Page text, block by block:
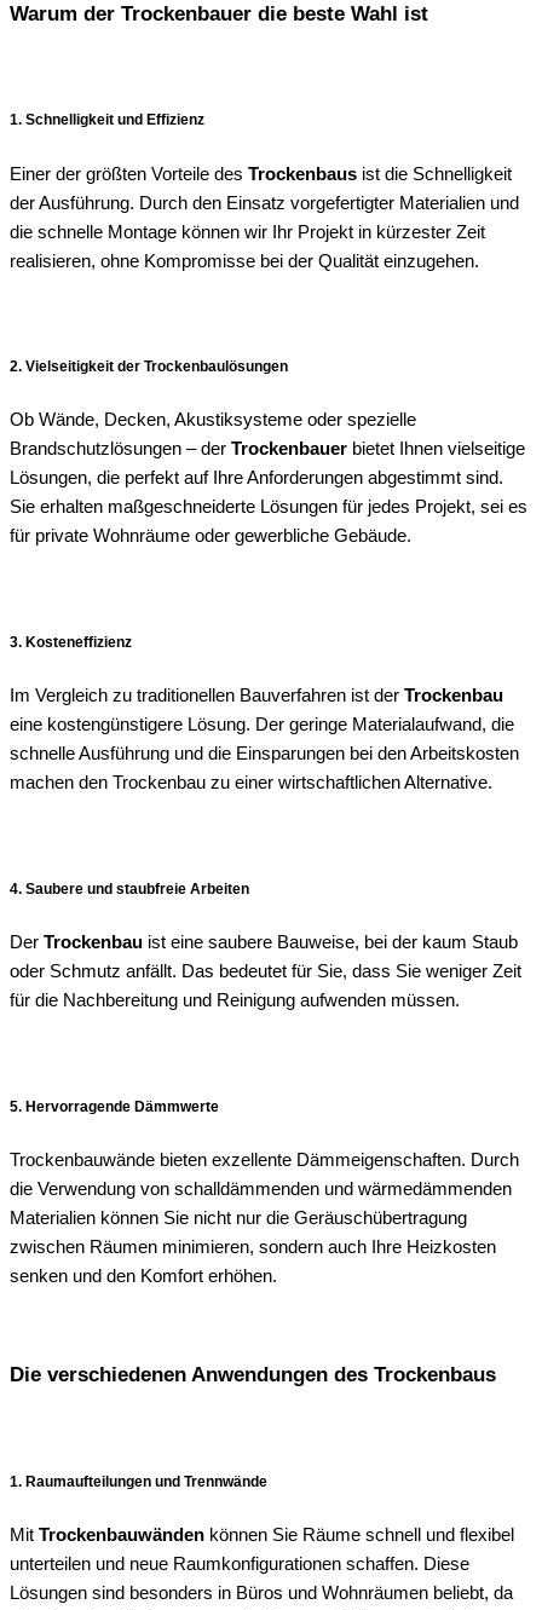
Warum der Trockenbauer die beste Wahl ist
1. Schnelligkeit und Effizienz
Einer der größten Vorteile des Trockenbaus ist die Schnelligkeit
der Ausführung. Durch den Einsatz vorgefertigter Materialien und
die schnelle Montage können wir Ihr Projekt in kürzester Zeit
realisieren, ohne Kompromisse bei der Qualität einzugehen.
2. Vielseitigkeit der Trockenbaulösungen
Ob Wände, Decken, Akustiksysteme oder spezielle
Brandschutzlösungen – der Trockenbauer bietet Ihnen vielseitige
Lösungen, die perfekt auf Ihre Anforderungen abgestimmt sind.
Sie erhalten maßgeschneiderte Lösungen für jedes Projekt, sei es
für private Wohnräume oder gewerbliche Gebäude.
3. Kosteneffizienz
Im Vergleich zu traditionellen Bauverfahren ist der Trockenbau
eine kostengünstigere Lösung. Der geringe Materialaufwand, die
schnelle Ausführung und die Einsparungen bei den Arbeitskosten
machen den Trockenbau zu einer wirtschaftlichen Alternative.
4. Saubere und staubfreie Arbeiten
Der Trockenbau ist eine saubere Bauweise, bei der kaum Staub
oder Schmutz anfällt. Das bedeutet für Sie, dass Sie weniger Zeit
für die Nachbereitung und Reinigung aufwenden müssen.
5. Hervorragende Dämmwerte
Trockenbauwände bieten exzellente Dämmeigenschaften. Durch
die Verwendung von schalldämmenden und wärmedämmenden
Materialien können Sie nicht nur die Geräuschübertragung
zwischen Räumen minimieren, sondern auch Ihre Heizkosten
senken und den Komfort erhöhen.
Die verschiedenen Anwendungen des Trockenbaus
1. Raumaufteilungen und Trennwände
Mit Trockenbauwänden können Sie Räume schnell und flexibel
unterteilen und neue Raumkonfigurationen schaffen. Diese
Lösungen sind besonders in Büros und Wohnräumen beliebt, da